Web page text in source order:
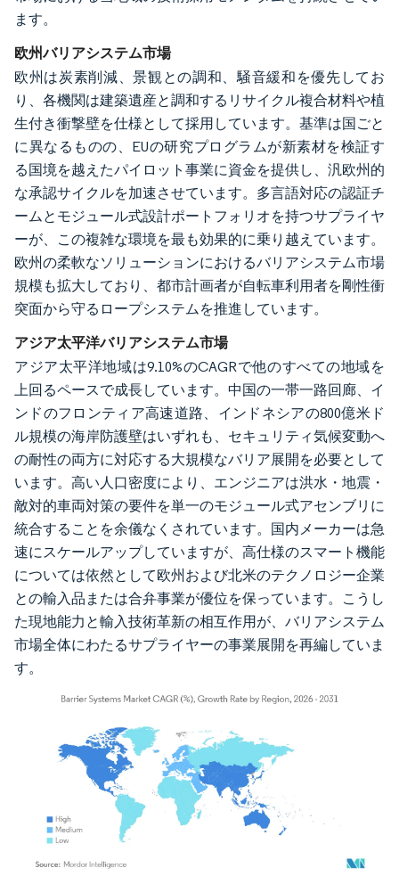
ます。
欧州バリアシステム市場
欧州は炭素削減、景観との調和、騒音緩和を優先してお
り、各機関は建築遺産と調和するリサイクル複合材料や植
生付き衝撃壁を仕様として採用しています。基準は国ごと
に異なるものの、EUの研究プログラムが新素材を検証す
る国境を越えたパイロット事業に資金を提供し、汎欧州的
な承認サイクルを加速させています。多言語対応の認証チ
ームとモジュール式設計ポートフォリオを持つサプライヤ
ーが、この複雑な環境を最も効果的に乗り越えています。
欧州の柔軟なソリューションにおけるバリアシステム市場
規模も拡大しており、都市計画者が自転車利用者を剛性衝
突面から守るロープシステムを推進しています。
アジア太平洋バリアシステム市場
アジア太平洋地域は9.10%のCAGRで他のすべての地域を
上回るペースで成長しています。中国の一帯一路回廊、イ
ンドのフロンティア高速道路、インドネシアの800億米ド
ル規模の海岸防護壁はいずれも、セキュリティ気候変動へ
の耐性の両方に対応する大規模なバリア展開を必要として
います。高い人口密度により、エンジニアは洪水・地震・
敵対的車両対策の要件を単一のモジュール式アセンブリに
統合することを余儀なくされています。国内メーカーは急
速にスケールアップしていますが、高仕様のスマート機能
については依然として欧州および北米のテクノロジー企業
との輸入品または合弁事業が優位を保っています。こうし
た現地能力と輸入技術革新の相互作用が、バリアシステム
市場全体にわたるサプライヤーの事業展開を再編していま
す。